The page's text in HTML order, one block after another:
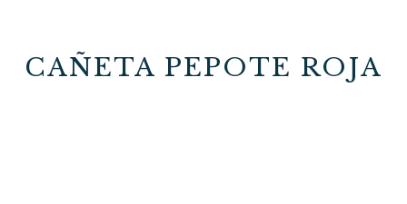
CAÑETA PEPOTE ROJA